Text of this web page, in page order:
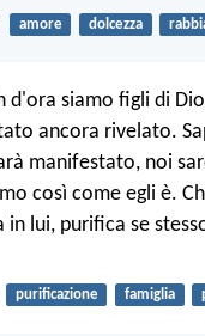
amore dolcezza
d'ora siamo figli di
ancora rivelato.
manifestato, noi
così come egli è.
in lui, purifica se
purificazione famiglia